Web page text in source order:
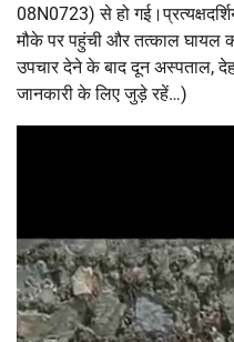
08N0723) से हो
मौके पर पहुंची और तत्काल घायल
उपचार देने के बाद दून अस्पताल,
जानकारी के लिए जुड़े रहें…)